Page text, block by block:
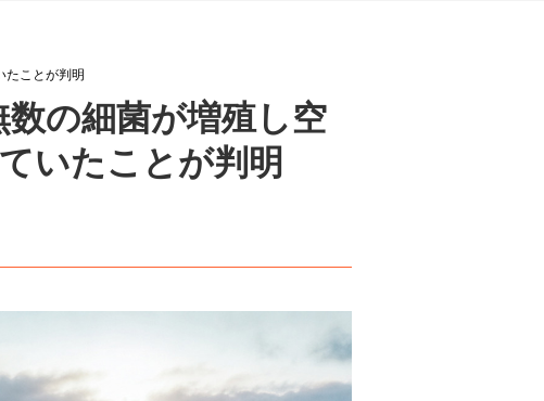
たことが判明
の細菌が増殖し空
いたことが判明